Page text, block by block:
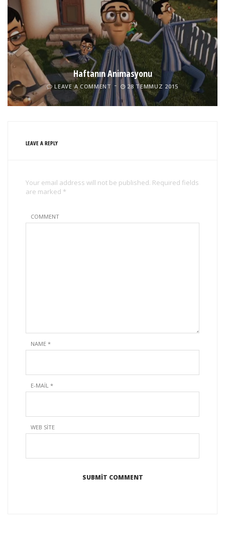
Haftanın Animasyonu
LEAVE A COMMENT 28 TEMMUZ 2015
LEAVE A REPLY
Your email address will not be published. Required fields
are marked *
COMMENT
NAME *
E-MAIL *
WEB SITE